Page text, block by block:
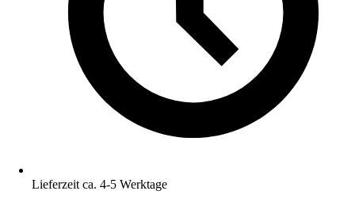
Lieferzeit ca. 4-5 Werktage